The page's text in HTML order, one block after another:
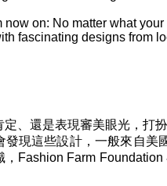
now on: No matter what
fascinating designs from
、還是表現審美眼光，打
現這些設計，一般來自
，Fashion Farm